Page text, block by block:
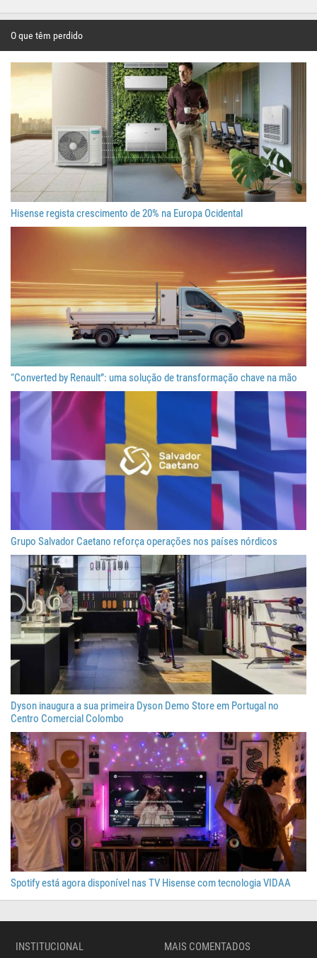
O que têm perdido
Hisense regista crescimento de 20% na Europa Ocidental
“Converted by Renault”: uma solução de transformação chave na mão
Grupo Salvador Caetano reforça operações nos países nórdicos
Dyson inaugura a sua primeira Dyson Demo Store em Portugal no
Centro Comercial Colombo
Spotify está agora disponível nas TV Hisense com tecnologia VIDAA
INSTITUCIONAL MAIS COMENTADOS